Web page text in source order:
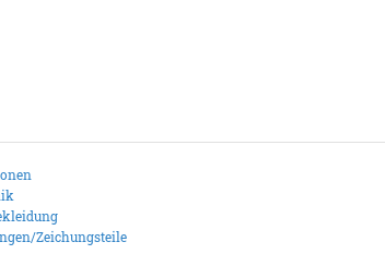
Zeichungsteile